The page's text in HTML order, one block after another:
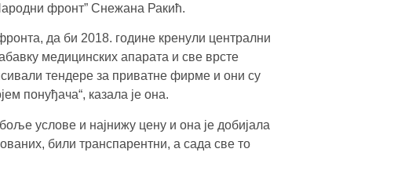
фронт” Снежана Ракић.
да би 2018. године кренули централни
медицинских апарата и све врсте
тендере за приватне фирме и они су
понуђача“, казала је она.
услове и најнижу цену и она је добијала
били транспарентни, а сада све то